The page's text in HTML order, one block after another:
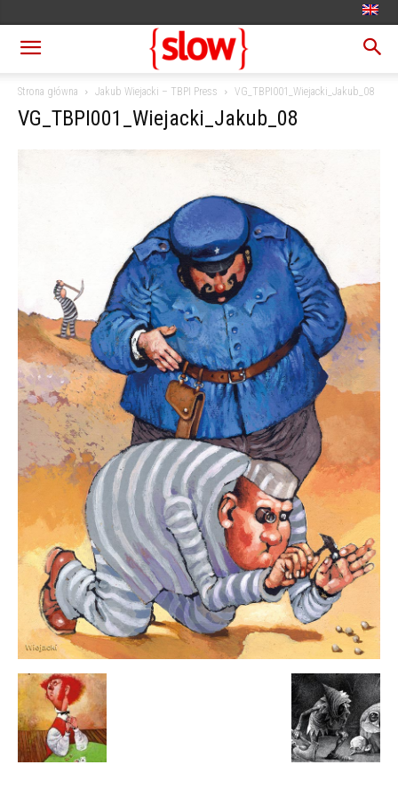
Strona główna Jakub Wiejacki – TBPI Press VG_TBPI001_Wiejacki_Jakub_08
VG_TBPI001_Wiejacki_Jakub_08